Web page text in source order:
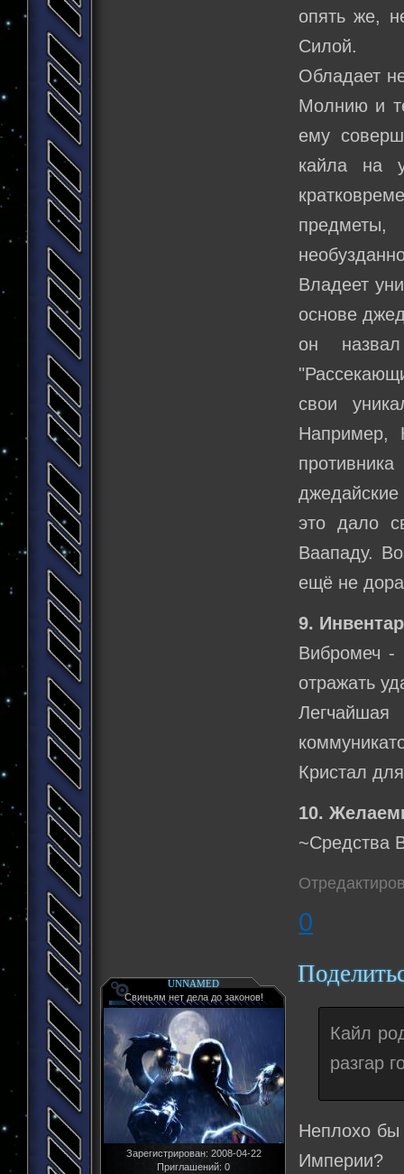
опять же,
Силой.
Обладает
Молнию и
ему
кайла на
Владеет
основе
он
свои
Например,
это дало
Ваападу.
ещё не
9.
Вибромеч -
отражать
Кристал
10.
~Средства
0
UNNAMED
Свиньям нет дела до законов!
Зарегистрирован: 2008-04-22
Приглашений: 0
Кайл
разгар
Неплохо бы
Империи?